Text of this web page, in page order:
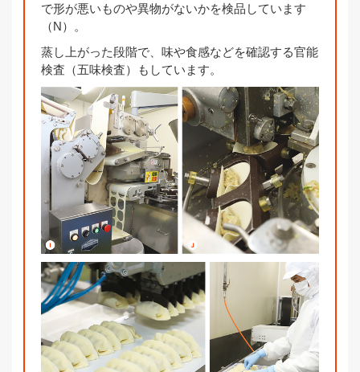
で形が悪いものや異物がないかを検品しています
（N）。
蒸し上がった段階で、味や食感などを確認する官能
検査（五味検査）もしています。